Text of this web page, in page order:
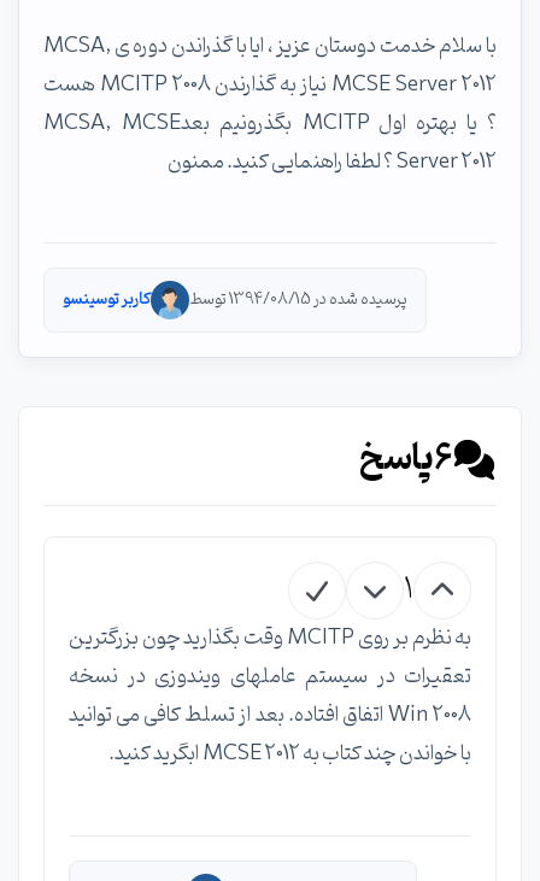
با سلام خدمت دوستان عزیز ، ایا با گذراندن دوره ی MCSA,
MCSE Server 2012 نیاز به گذارندن MCITP 2008 هست
؟ یا بهتره اول MCITP بگذرونیم بعدMCSA, MCSE
Server 2012 ؟ لطفا راهنمایی کنید. ممنون
پرسیده شده در 1394/08/15 توسط کاربر توسینسو
6پاسخ
1
به نظرم بر روی MCITP وقت بگذارید چون بزرگترین
تعقیرات در سیستم عاملهای ویندوزی در نسخه
Win 2008 اتفاق افتاده. بعد از تسلط کافی می توانید
با خواندن چند کتاب به MCSE 2012 ابگرید کنید.